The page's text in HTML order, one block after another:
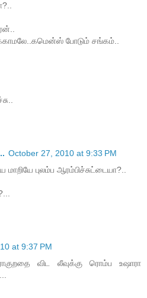
போடும் சங்கம்..
October 27, 2010 at 9:33 PM
புலம்ப ஆரம்பிச்சுட்டையா?..
at 9:37 PM
விட லீவுக்கு ரொம்ப உஷாரா